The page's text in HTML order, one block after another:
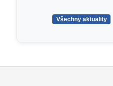
Všechny aktuality